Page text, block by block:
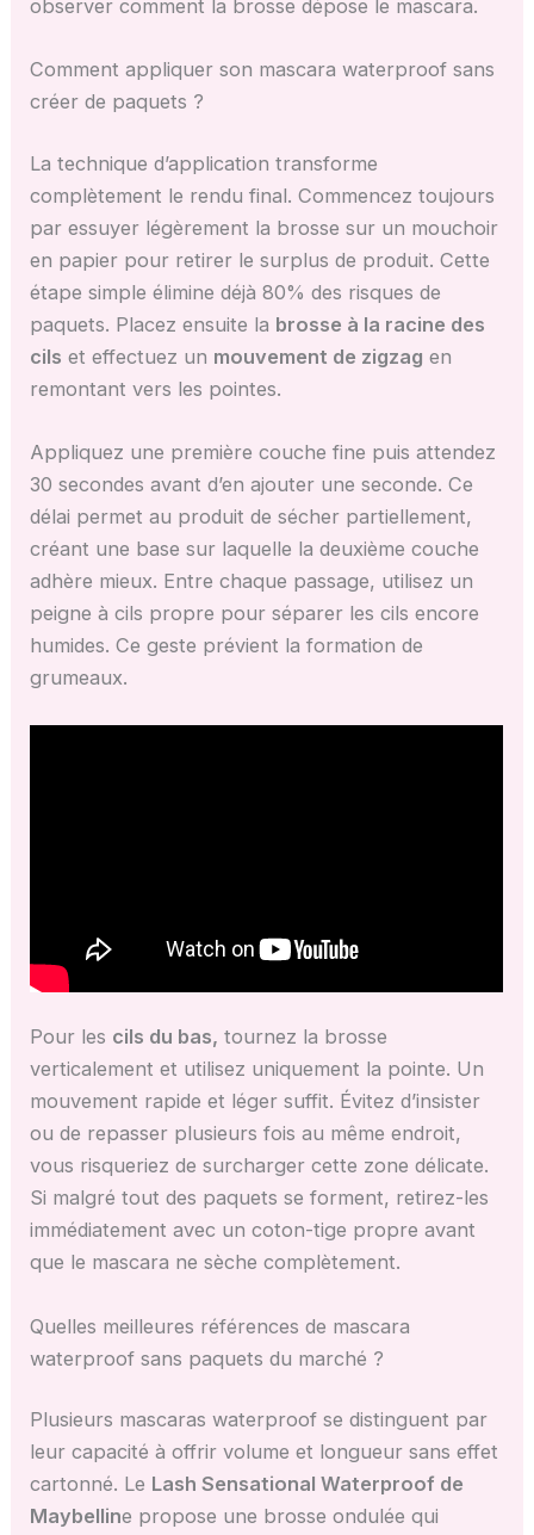
observer comment la brosse dépose le mascara.
Comment appliquer son mascara waterproof sans
créer de paquets ?
La technique d’application transforme
complètement le rendu final. Commencez toujours
par essuyer légèrement la brosse sur un mouchoir
en papier pour retirer le surplus de produit. Cette
étape simple élimine déjà 80% des risques de
paquets. Placez ensuite la brosse à la racine des
cils et effectuez un mouvement de zigzag en
remontant vers les pointes.
Appliquez une première couche fine puis attendez
30 secondes avant d’en ajouter une seconde. Ce
délai permet au produit de sécher partiellement,
créant une base sur laquelle la deuxième couche
adhère mieux. Entre chaque passage, utilisez un
peigne à cils propre pour séparer les cils encore
humides. Ce geste prévient la formation de
grumeaux.
Pour les cils du bas, tournez la brosse
verticalement et utilisez uniquement la pointe. Un
mouvement rapide et léger suffit. Évitez d’insister
ou de repasser plusieurs fois au même endroit,
vous risqueriez de surcharger cette zone délicate.
Si malgré tout des paquets se forment, retirez-les
immédiatement avec un coton-tige propre avant
que le mascara ne sèche complètement.
Quelles meilleures références de mascara
waterproof sans paquets du marché ?
Plusieurs mascaras waterproof se distinguent par
leur capacité à offrir volume et longueur sans effet
cartonné. Le Lash Sensational Waterproof de
Maybelline propose une brosse ondulée qui